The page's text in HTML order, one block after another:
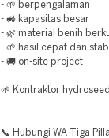
- 🌱 berpengalaman
- 🚜 kapasitas besar
- 🌿 material benih
- 🌱 hasil cepat dan
- 🚚 on-site project
🌱 Kontraktor
📞 Hubungi WA Tiga